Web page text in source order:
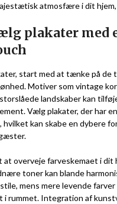
atmosfære i dit
plakater med
start med at tænke på de
Motiver som vintage
landskaber kan
Vælg plakater, der har
kan skabe en dybere
overveje farveskemaet i dit
toner kan blande
mens mere levende farver
i rummet. Integration af